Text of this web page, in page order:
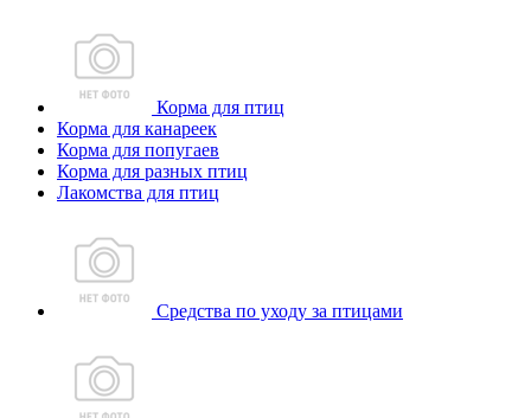
Корма для птиц
Корма для канареек
Корма для попугаев
Корма для разных птиц
Лакомства для птиц
Средства по уходу за птицами